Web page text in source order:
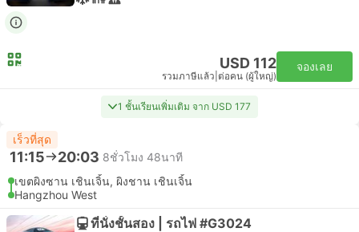
USD 112
รวมภาษีแล้ว ต่อคน (ผู้ใหญ่)
จองเลย
1 ชั้นเรียนเพิ่มเติม จาก USD 177
เร็วที่สุด
11:15 20:03 8ชั่วโมง 48นาที
เขตผิงซาน เชินเจิ้น, ผิงชาน เชินเจิ้น
Hangzhou West
ที่นั่งชั้นสอง | รถไฟ #G3024